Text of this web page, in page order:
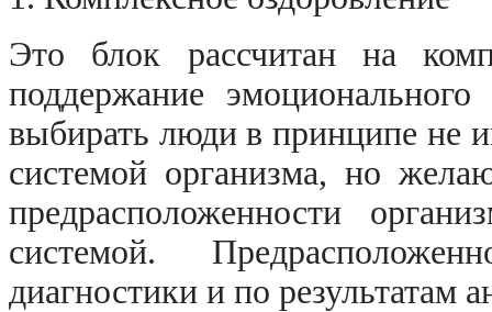
Это блок рассчитан на
поддержание
выбирать люди в принципе не
системой организма, но
предрасположенности
системой.
диагностики и по результатам